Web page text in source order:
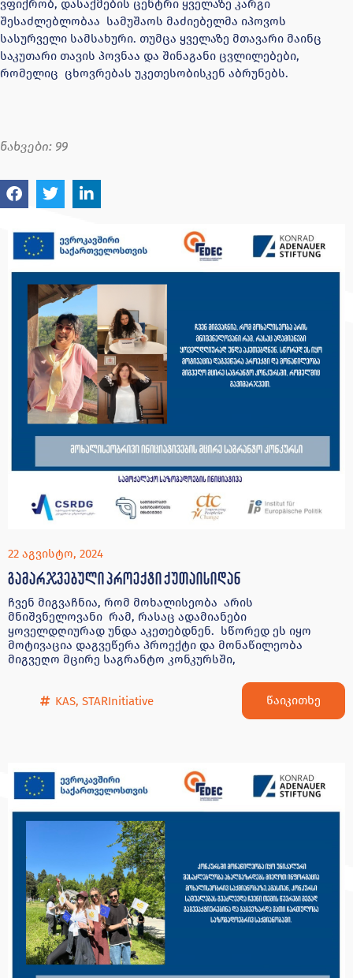
ვფიქრობ, დასაქმების ცენტრი ყველაზე კარგი
შესაძლებლობაა სამუშაოს მაძიებელმა იპოვოს
სასურველი სამსახური. თუმცა ყველაზე მთავარი მაინც
საკუთარი თავის პოვნაა და შინაგანი ცვლილებები,
რომელიც ცხოვრებას უკეთესობისკენ აბრუნებს.
ნახვები: 99
22 აგვისტო, 2024
გამარჯვებული პროექტი ქუთაისიდან
ჩვენ მიგვაჩნია, რომ მოხალისეობა არის
მნიშვნელოვანი რამ, რასაც ადამიანები
ყოველდღიურად უნდა აკეთებდნენ. სწორედ ეს იყო
მოტივაცია დაგვეწერა პროექტი და მონაწილეობა
მიგვეღო მცირე საგრანტო კონკურსში,
KAS, STARInitiative წაიკითხე